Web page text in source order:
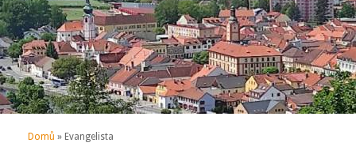
Jste zde
Domů » Evangelista